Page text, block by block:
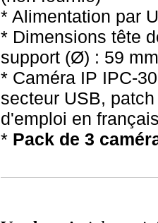
* Alimentation par
* Dimensions tête
support (Ø) : 59
* Caméra IP IPC-
secteur USB,
d'emploi en
* Pack de 3